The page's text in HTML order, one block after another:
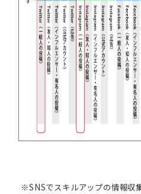
※SNSでスキルアップの情報